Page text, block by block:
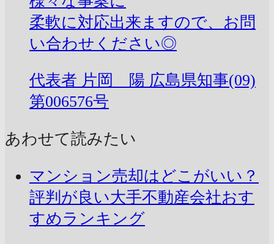
柔軟に対応出来ますので、お問
い合わせください◎
代表者 片岡 陽 広島県知事(09)
第006576号
あわせて読みたい
マンション売却はどこがいい？
評判が良い大手不動産会社おす
すめランキング